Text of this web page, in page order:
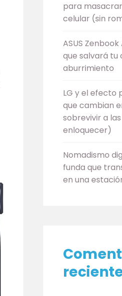
para
celular (sin
ASUS Zenbook
que salvará
aburrimiento
LG y el efecto
que cambian
sobrevivir a
enloquecer)
Nomadismo
funda que
en una